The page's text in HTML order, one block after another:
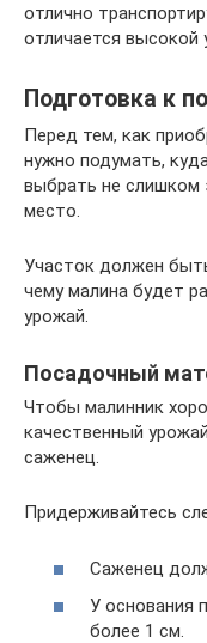
отлично
отличается высокой
Подготовка к
Перед тем, как
нужно подумать,
выбрать не слишком
место.
Участок должен
чему малина будет
урожай.
Посадочный
Чтобы малинник
качественный
саженец.
Придерживайтесь
Саженец
У основания
более 1 см.